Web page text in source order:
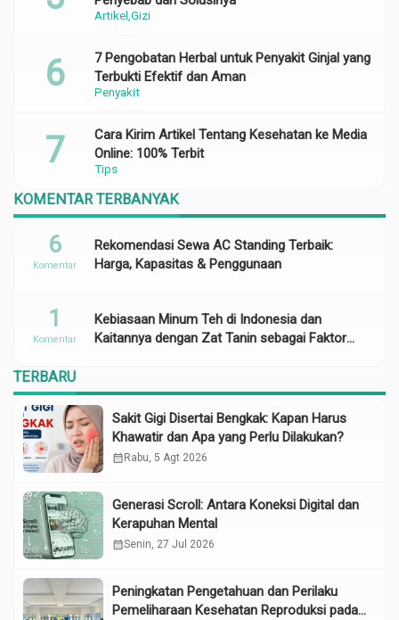
Artikel Gizi
Penyakit
7 Pengobatan Herbal untuk Penyakit Ginjal yang
Terbukti Efektif dan Aman
Tips
Cara Kirim Artikel Tentang Kesehatan ke Media
Online: 100% Terbit
KOMENTAR TERBANYAK
Rekomendasi Sewa AC Standing Terbaik:
Harga, Kapasitas & Penggunaan
6
Komentar
Kebiasaan Minum Teh di Indonesia dan
Kaitannya dengan Zat Tanin sebagai Faktor
1
Komentar
TERBARU
Sakit Gigi Disertai Bengkak: Kapan Harus
Khawatir dan Apa yang Perlu Dilakukan?
calendar_month Rabu, 5 Agt 2026
Generasi Scroll: Antara Koneksi Digital dan
Kerapuhan Mental
calendar_monthSenin, 27 Jul 2026
Peningkatan Pengetahuan dan Perilaku
Pemeliharaan Kesehatan Reproduksi pada